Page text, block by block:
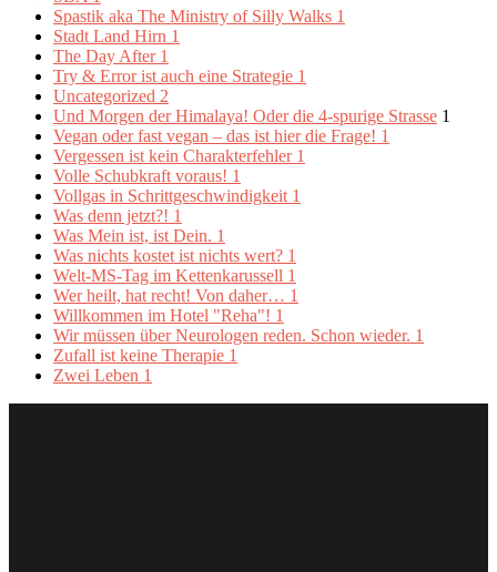
Spastik aka The Ministry of Silly Walks 1
Stadt Land Hirn 1
The Day After 1
Try & Error ist auch eine Strategie 1
Uncategorized 2
Und Morgen der Himalaya! Oder die 4-spurige Strasse 1
Vegan oder fast vegan – das ist hier die Frage! 1
Vergessen ist kein Charakterfehler 1
Volle Schubkraft voraus! 1
Vollgas in Schrittgeschwindigkeit 1
Was denn jetzt?! 1
Was Mein ist, ist Dein. 1
Was nichts kostet ist nichts wert? 1
Welt-MS-Tag im Kettenkarussell 1
Wer heilt, hat recht! Von daher… 1
Willkommen im Hotel "Reha"! 1
Wir müssen über Neurologen reden. Schon wieder. 1
Zufall ist keine Therapie 1
Zwei Leben 1